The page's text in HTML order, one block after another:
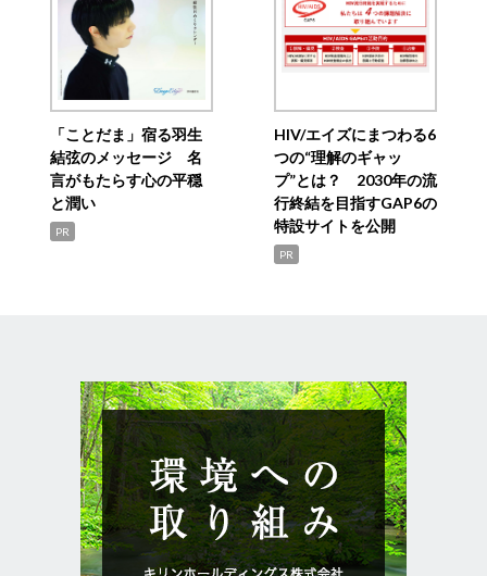
「ことだま」宿る羽生
結弦のメッセージ 名
言がもたらす心の平穏
と潤い
PR
HIV/エイズにまつわる6
つの“理解のギャッ
プ”とは？ 2030年の流
行終結を目指すGAP6の
特設サイトを公開
PR